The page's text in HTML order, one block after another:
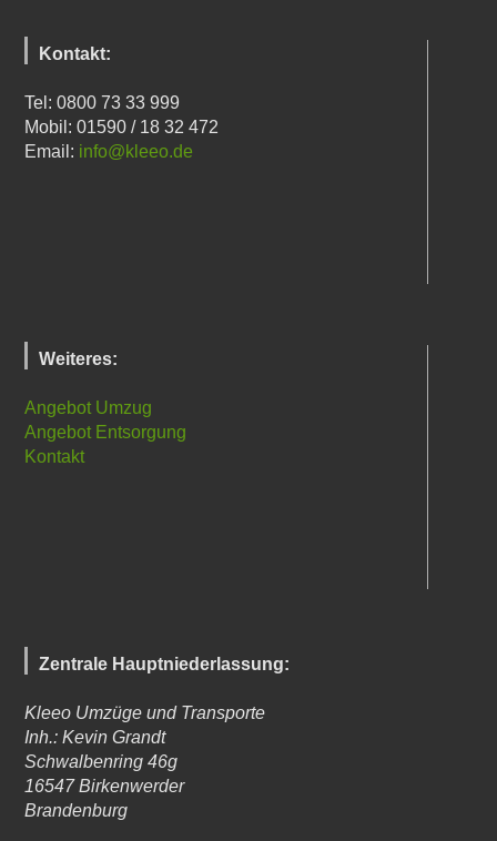
Kontakt:
Tel: 0800 73 33 999
Mobil: 01590 / 18 32 472
Email: info@kleeo.de
Weiteres:
Angebot Umzug
Angebot Entsorgung
Kontakt
Zentrale Hauptniederlassung:
Kleeo Umzüge und Transporte
Inh.: Kevin Grandt
Schwalbenring 46g
16547 Birkenwerder
Brandenburg